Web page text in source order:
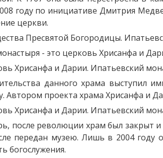
году по инициативе Дмитрия
церкви.
- это церковь Хрисанфа и
данного храма выступил
Автором проекта храма Хрисанфа и
после революции храм был закрыт
передан музею. Лишь в 2004 году
богослужения.